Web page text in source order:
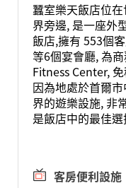
蠶室樂天飯店位
界旁邊, 是一座外
飯店,擁有 553個
等6個宴會廳, 為
Fitness Center,
因為地處於首爾
界的遊樂設施, 非
是飯店中的最佳選
客房便利設施